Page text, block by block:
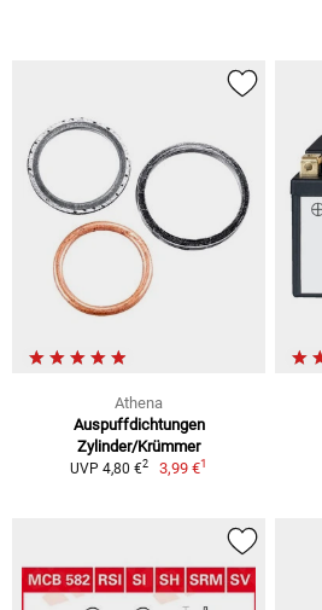
Athena
Auspuffdichtungen
Zylinder/Krümmer
UVP 4,80 €2 3,99 €1